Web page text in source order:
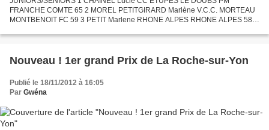
FRANCHE COMTE 65 2 MOREL PETITGIRARD Marlène V.C.C. MORTEAU
MONTBENOIT FC 59 3 PETIT Marlene RHONE ALPES RHONE ALPES 58 4
COLIN Eva FRANCHE COMTE...
Nouveau ! 1er grand Prix de La Roche-sur-Yon
Publié le 18/11/2012 à 16:05
Par Gwéna